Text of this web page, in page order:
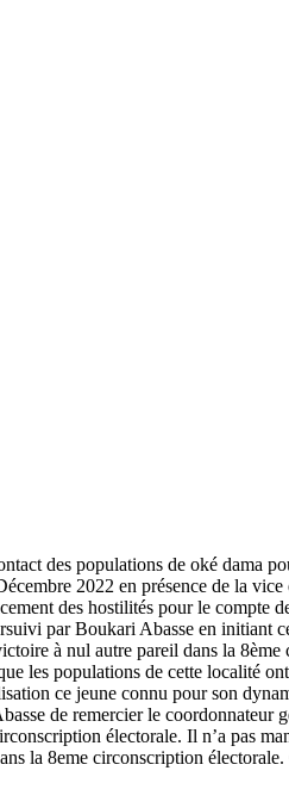
des populations de oké dama
2022 en présence de la
des hostilités pour le compte
par Boukari Abasse en initiant
à nul autre pareil dans la
les populations de cette localité
ce jeune connu pour son
de remercier le coordonnateur
électorale. Il n’a pas
la 8eme circonscription électorale.